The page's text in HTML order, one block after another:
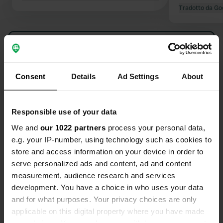
Consent Details Ad Settings About
Responsible use of your data
We and our 1022 partners process your personal data,
e.g. your IP-number, using technology such as cookies to
store and access information on your device in order to
serve personalized ads and content, ad and content
measurement, audience research and services
development. You have a choice in who uses your data
and for what purposes. Your privacy choices are only
applicable on this digital property where you have made
Tradotto da
Contatto
Posizione
Rue de Corn ar Gazel 85
29830, Saint-Pabu, Francia
Copia
Coordinate